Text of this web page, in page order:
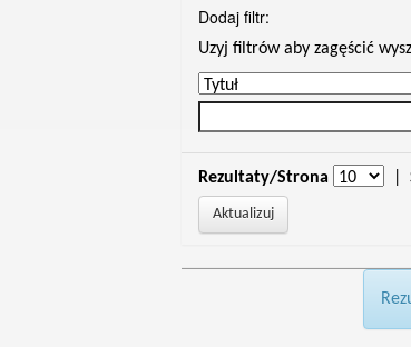
Dodaj filtr:
Uzyj filtrów aby zagęścić
Rezultaty/Strona